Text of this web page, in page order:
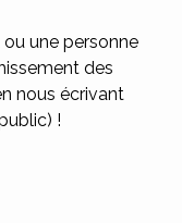
une personne
des
nous écrivant
!